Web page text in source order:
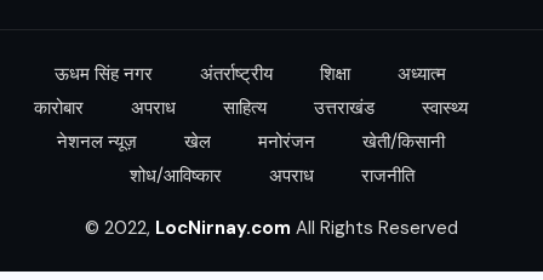
ऊधम सिंह नगर अंतर्राष्ट्रीय शिक्षा
अध्यात्म
कारोबार
अपराध साहित्य उत्तराखंड
स्वास्थ्य
नेशनल न्यूज़
खेल मनोरंजन
खेती/किसानी
शोध/आविष्कार
अपराध राजनीति
© 2022, LocNirnay.com All Rights Reserved